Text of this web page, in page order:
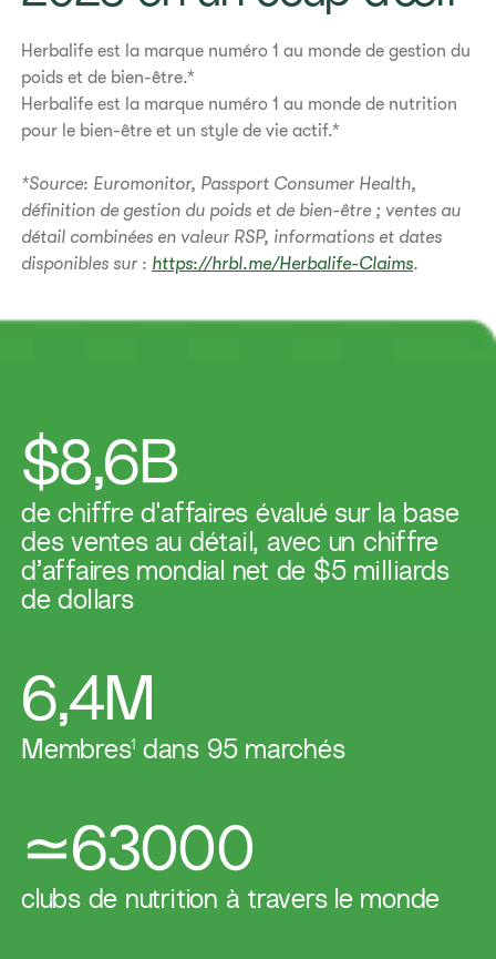
Herbalife est la marque numéro 1 au monde de gestion du
poids et de bien-être.*
Herbalife est la marque numéro 1 au monde de nutrition
pour le bien-être et un style de vie actif.*
*Source: Euromonitor, Passport Consumer Health,
définition de gestion du poids et de bien-être ; ventes au
détail combinées en valeur RSP, informations et dates
disponibles sur : https://hrbl.me/Herbalife-Claims.
$8,6B
de chiffre d'affaires évalué sur la base
des ventes au détail, avec un chiffre
d’affaires mondial net de $5 milliards
de dollars
6,4M
Membres1 dans 95 marchés
≃63000
​clubs de nutrition à travers le monde